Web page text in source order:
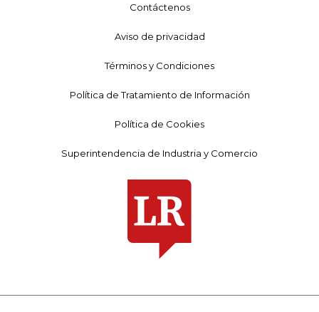
Contáctenos
Aviso de privacidad
Términos y Condiciones
Política de Tratamiento de Información
Política de Cookies
Superintendencia de Industria y Comercio